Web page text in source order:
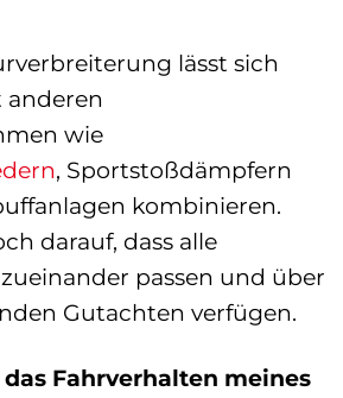
lässt sich
wie
, Sportstoßdämpfern
kombinieren.
darauf, dass alle
passen und über
Gutachten verfügen.
Fahrverhalten meines